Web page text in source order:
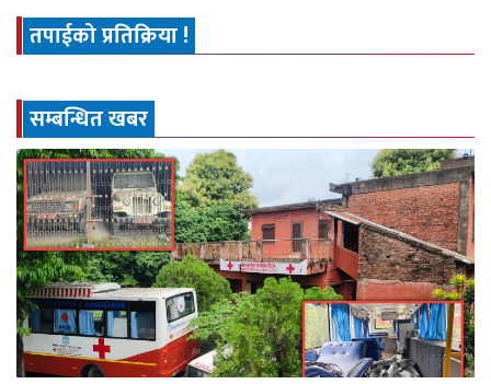
तपाईको प्रतिक्रिया !
सम्बन्धित खबर